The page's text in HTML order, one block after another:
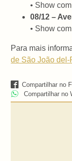
• Show
08/12 –
• Show
Para mais
de São João del-
Compartilhar no
Compartilhar no